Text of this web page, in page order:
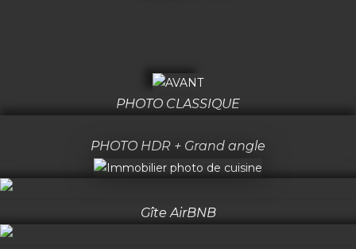
PHOTO CLASSIQUE
PHOTO HDR + Grand angle
Gîte AirBNB